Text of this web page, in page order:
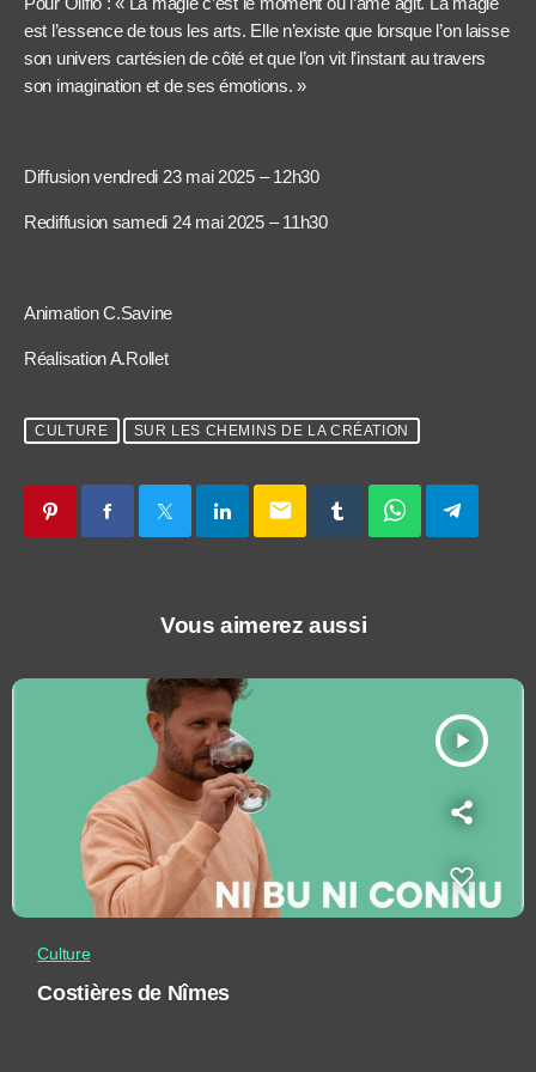
est l’essence de tous les arts. Elle n’existe que lorsque l’on laisse
son univers cartésien de côté et que l’on vit l’instant au travers
son imagination et de ses émotions. »
Diffusion vendredi 23 mai 2025 – 12h30
Rediffusion samedi 24 mai 2025 – 11h30
Animation C.Savine
Réalisation A.Rollet
CULTURE SUR LES CHEMINS DE LA CRÉATION
email
Vous aimerez aussi
play_arrow
Culture
Costières de Nîmes